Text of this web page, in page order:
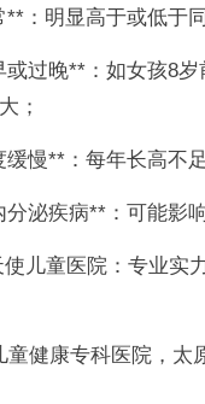
：明显高于或低于
过晚**：如女孩8岁
；
慢**：每年长高不
泌疾病**：可能影
儿童医院：专业实
童健康专科医院，太